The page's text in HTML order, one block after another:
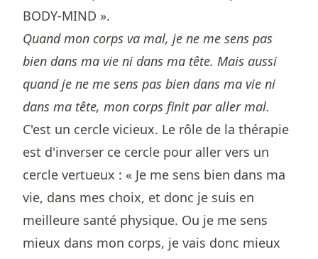
BODY-MIND ».
Quand mon corps va mal, je ne me sens pas
bien dans ma vie ni dans ma tête. Mais aussi
quand je ne me sens pas bien dans ma vie ni
dans ma tête, mon corps finit par aller mal.
C'est un cercle vicieux. Le rôle de la thérapie
est d'inverser ce cercle pour aller vers un
cercle vertueux : « Je me sens bien dans ma
vie, dans mes choix, et donc je suis en
meilleure santé physique. Ou je me sens
mieux dans mon corps, je vais donc mieux